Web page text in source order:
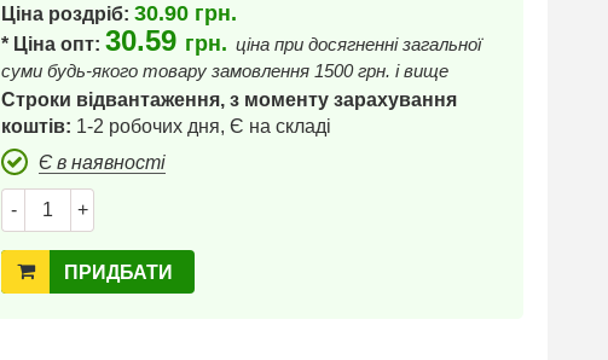
Ціна роздріб: 30.90 грн.
* Ціна опт: 30.59 грн. ціна при досягненні загальної
суми будь-якого товару замовлення 1500 грн. і вище
Строки відвантаження, з моменту зарахування
коштів: 1-2 робочих дня, Є на складі
Є в наявності
- +
ПРИДБАТИ